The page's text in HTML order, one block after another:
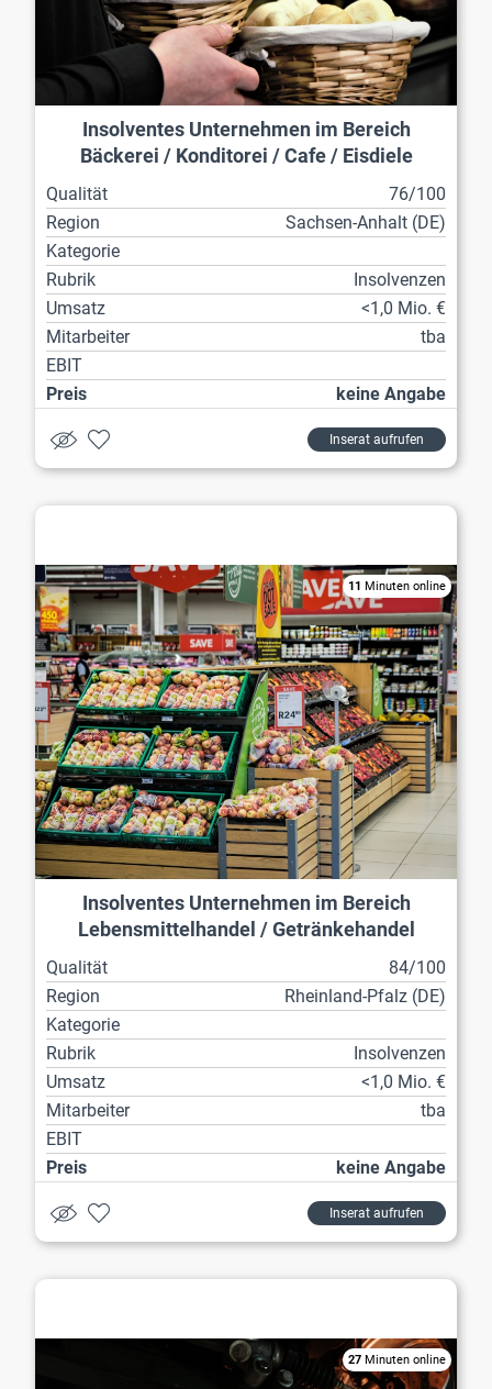
Insolventes Unternehmen im Bereich
Bäckerei / Konditorei / Cafe / Eisdiele
Qualität
76/100
Region
Sachsen-Anhalt (DE)
Kategorie
Rubrik
Insolvenzen
Umsatz
<1,0 Mio. €
Mitarbeiter
tba
EBIT
Preis
keine Angabe
Inserat aufrufen
11 Minuten online
Insolventes Unternehmen im Bereich
Lebensmittelhandel / Getränkehandel
Qualität
84/100
Region
Rheinland-Pfalz (DE)
Kategorie
Rubrik
Insolvenzen
Umsatz
<1,0 Mio. €
Mitarbeiter
tba
EBIT
Preis
keine Angabe
Inserat aufrufen
27 Minuten online